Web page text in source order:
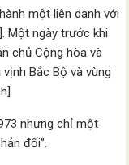
một liên danh với
Một ngày trước khi
chủ Cộng hòa và
Bắc Bộ và vùng
nhưng chỉ một
đối”.